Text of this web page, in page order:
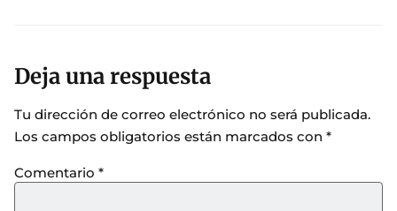
Deja una respuesta
Tu dirección de correo electrónico no será publicada.
Los campos obligatorios están marcados con *
Comentario *